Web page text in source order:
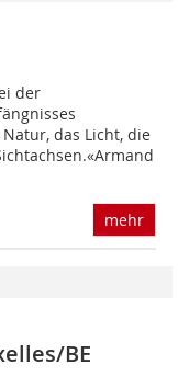
der
das Licht, die
mehr
BE